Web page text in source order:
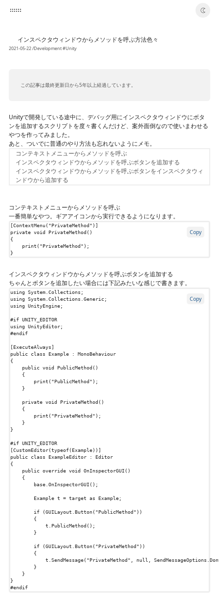
インスペクタウィンドウからメソッドを呼ぶ方法色々
2021-05-22/Development#Unity
この記事は最終更新日から5年以上経過しています。
Unityで開発している途中に、デバッグ用にインスペクタウィンドウにボタ
ンを追加するスクリプトを度々書くんだけど、案外面倒なので使いまわせる
やつを作ってみました。
あと、ついでに普通のやり方法も忘れないようにメモ。
コンテキストメニューからメソッドを呼ぶ
インスペクタウィンドウからメソッドを呼ぶボタンを追加する
インスペクタウィンドウからメソッドを呼ぶボタンをインスペクタウィ
ンドウから追加する
コンテキストメニューからメソッドを呼ぶ
一番簡単なやつ。ギアアイコンから実行できるようになります。
Copy
[ContextMenu("PrivateMethod")]
private void PrivateMethod ()
{
print ( "PrivateMethod" );
}
インスペクタウィンドウからメソッドを呼ぶボタンを追加する
ちゃんとボタンを追加したい場合には下記みたいな感じで書きます。
Copy
using System.Collections ;
using
System.Collections.Generic;
using
UnityEngine;
#if UNITY_EDITOR
using
UnityEditor;
#endif
[ExecuteAlways]
public
class Example :
MonoBehaviour
{
public void PublicMethod ()
{
print ( "PublicMethod" );
}
private void PrivateMethod ()
{
print ( "PrivateMethod" );
}
}
#if UNITY_EDITOR
[CustomEditor(typeof(Example))]
public
class ExampleEditor :
Editor
{
public override void OnInspectorGUI ()
{
base OnInspectorGUI ();
Example t = target as Example;
if (GUILayout Button( "PublicMethod" ))
{
t
PublicMethod ();
}
if (GUILayout Button( "PrivateMethod" ))
{
t
SendMessage( "PrivateMethod" null SendMessageOptions
}
}
}
#endif